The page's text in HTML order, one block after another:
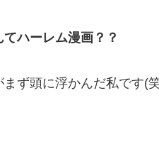
ハーレム漫画？？
まず頭に浮かんだ私です(